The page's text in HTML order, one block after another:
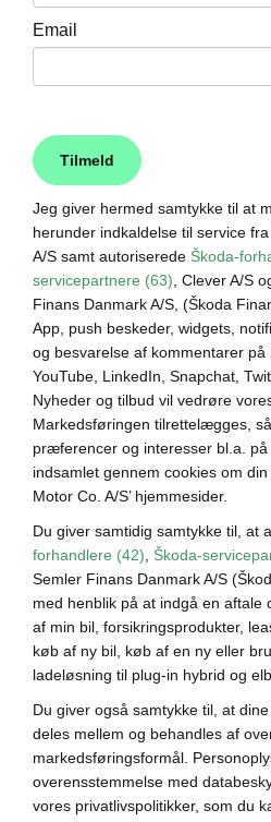
Email
Jeg giver hermed samtykke til at
herunder indkaldelse til service
A/S samt autoriserede Škoda-
servicepartnere (63), Clever A/S
Finans Danmark A/S, (Škoda
App, push beskeder, widgets,
og besvarelse af kommentarer på
YouTube, LinkedIn, Snapchat,
Nyheder og tilbud vil vedrøre
Markedsføringen tilrettelægges,
præferencer og interesser bl.a.
indsamlet gennem cookies om
Motor Co. A/S’ hjemmesider.
Du giver samtidig samtykke til, at
forhandlere (42), Škoda-
Semler Finans Danmark A/S
med henblik på at indgå en aftale
af min bil, forsikringsprodukter,
køb af ny bil, køb af en ny eller
ladeløsning til plug-in hybrid og
Du giver også samtykke til, at
deles mellem og behandles af
markedsføringsformål.
overensstemmelse med
vores privatlivspolitikker, som du